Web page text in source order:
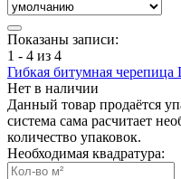
Показаны записи:
1 - 4 из 4
Гибкая битумная
Нет в наличии
Данный товар продаётся
система сама расчитает
количество упаковок.
Необходимая квадратура: